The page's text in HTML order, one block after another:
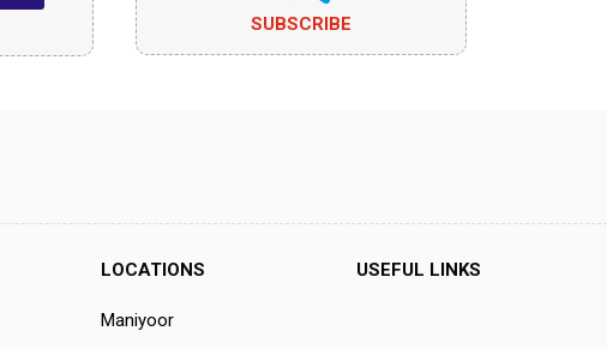
SUBSCRIBE
LOCATIONS
Maniyoor
USEFUL LINKS